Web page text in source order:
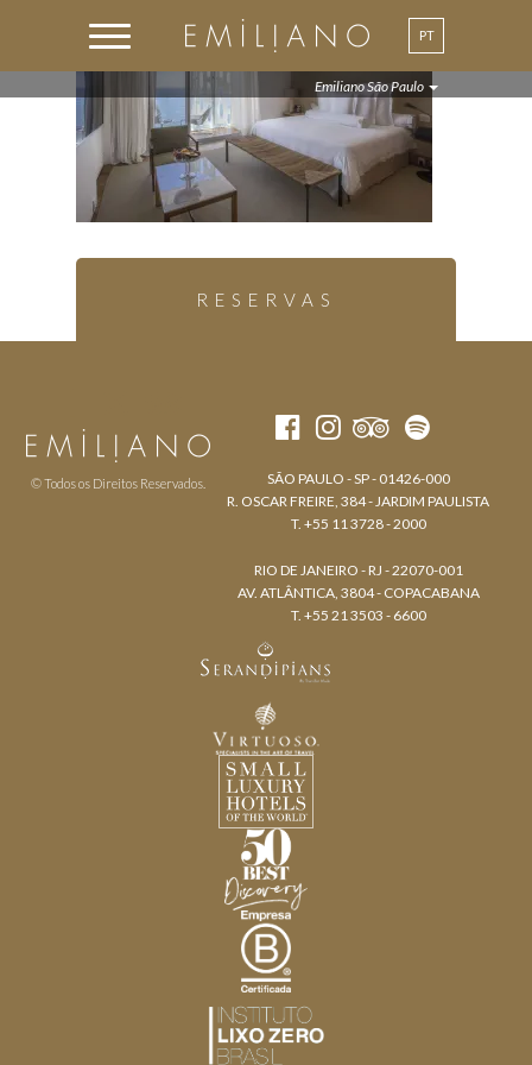
PT
Emiliano São Paulo
RESERVAS
© Todos os Direitos Reservados.
SÃO PAULO - SP - 01426-000
R. OSCAR FREIRE, 384 - JARDIM PAULISTA
T. +55 11 3728 - 2000
RIO DE JANEIRO - RJ - 22070-001
AV. ATLÂNTICA, 3804 - COPACABANA
T. +55 21 3503 - 6600